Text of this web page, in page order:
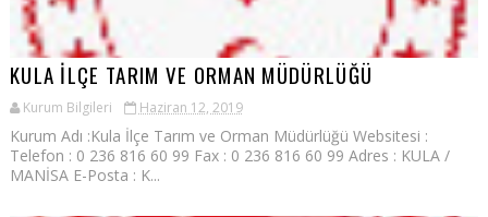
KULA İLÇE TARIM VE ORMAN MÜDÜRLÜĞÜ
Kurum Bilgileri Haziran 12, 2019
Kurum Adı :Kula İlçe Tarım ve Orman Müdürlüğü Websitesi :
Telefon : 0 236 816 60 99 Fax : 0 236 816 60 99 Adres : KULA /
MANİSA E-Posta : K...